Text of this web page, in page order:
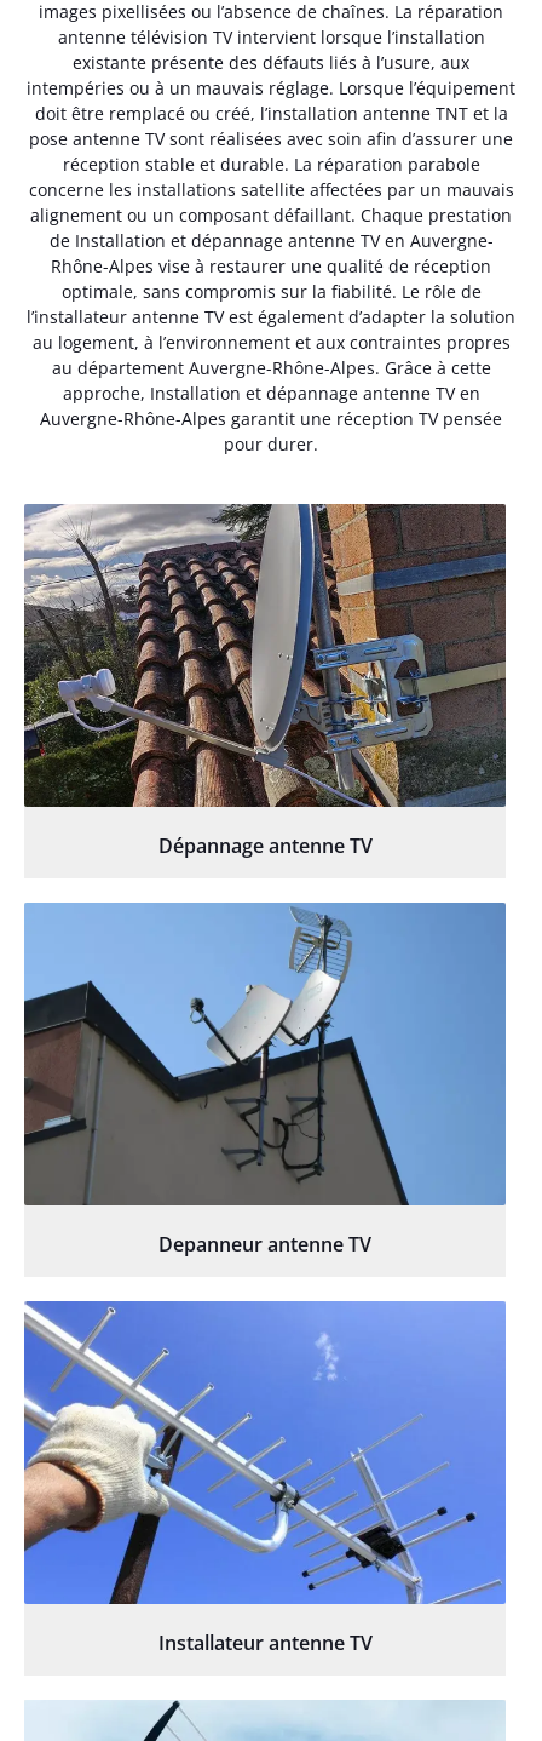
images pixellisées ou l’absence de chaînes. La réparation
antenne télévision TV intervient lorsque l’installation
existante présente des défauts liés à l’usure, aux
intempéries ou à un mauvais réglage. Lorsque l’équipement
doit être remplacé ou créé, l’installation antenne TNT et la
pose antenne TV sont réalisées avec soin afin d’assurer une
réception stable et durable. La réparation parabole
concerne les installations satellite affectées par un mauvais
alignement ou un composant défaillant. Chaque prestation
de Installation et dépannage antenne TV en Auvergne-
Rhône-Alpes vise à restaurer une qualité de réception
optimale, sans compromis sur la fiabilité. Le rôle de
l’installateur antenne TV est également d’adapter la solution
au logement, à l’environnement et aux contraintes propres
au département Auvergne-Rhône-Alpes. Grâce à cette
approche, Installation et dépannage antenne TV en
Auvergne-Rhône-Alpes garantit une réception TV pensée
pour durer.
Dépannage antenne TV
Depanneur antenne TV
Installateur antenne TV